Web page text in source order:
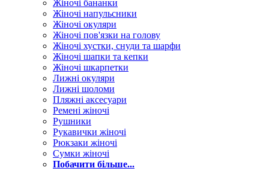
Жіночі бананки
Жіночі напульсники
Жіночі окуляри
Жіночі пов'язки на голову
Жіночі хустки, снуди та шарфи
Жіночі шапки та кепки
Жіночі шкарпетки
Лижні окуляри
Лижні шоломи
Пляжні аксесуари
Ремені жіночі
Рушники
Рукавички жіночі
Рюкзаки жіночі
Сумки жіночі
Побачити більше...